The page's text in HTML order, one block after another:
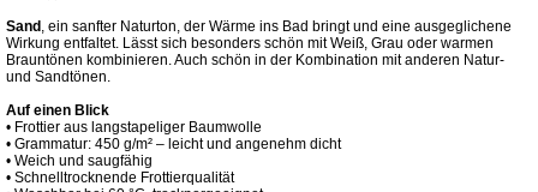
Sand , ein sanfter Naturton, der Wärme ins Bad bringt und eine ausgeglichene
Wirkung entfaltet. Lässt sich besonders schön mit Weiß, Grau oder warmen
Brauntönen kombinieren. Auch schön in der Kombination mit anderen Natur-
und Sandtönen.
Auf einen Blick
• Frottier aus langstapeliger Baumwolle
• Grammatur: 450 g/m² – leicht und angenehm dicht
• Weich und saugfähig
• Schnelltrocknende Frottierqualität